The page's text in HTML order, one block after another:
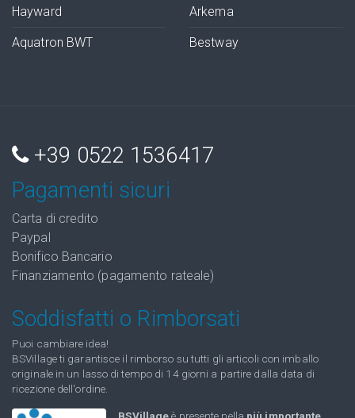
Hayward
Aquatron BWT
Arkema
Bestway
+39 0522 1536417
Pagamenti sicuri
Carta di credito
Paypal
Bonifico Bancario
Finanziamento (pagamento rateale)
Soddisfatti o Rimborsati
Puoi cambiare idea!
BSVillage ti garantisce il rimborso su tutti gli articoli con imballo
originale in un lasso di tempo di 14 giorni a partire dalla data di
ricezione dell'ordine.